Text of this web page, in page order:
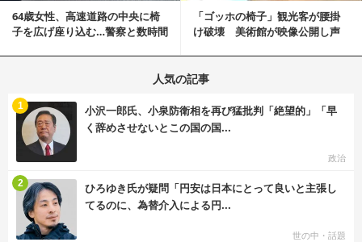
64歳女性、高速道路の中央に椅
子を広げ座り込む…警察と数時間
「ゴッホの椅子」観光客が腰掛
け破壊 美術館が映像公開し声
人気の記事
小沢一郎氏、小泉防衛相を再び猛批判「絶望的」「早
く辞めさせないとこの国の国...
政治
1
ひろゆき氏が疑問「円安は日本にとって良いと主張し
てるのに、為替介入による円...
世の中・話題
2